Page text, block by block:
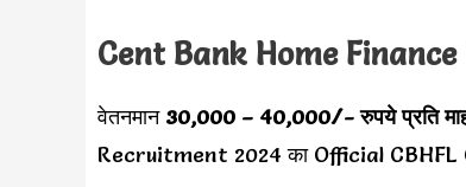
Cent Bank Home
वेतनमान 30,000 – 40,000/- रुपये प्रति
Recruitment 2024 का Official